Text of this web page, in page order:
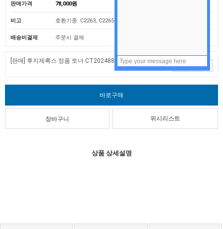
판매가격 78,000원
비고 호환기종: C2263, C2265
배송비결제 주문시 결제
[판매] 후지제록스 정품 토너 CT202488 (C2263) (+0원)
위시리스트
상품 상세설명